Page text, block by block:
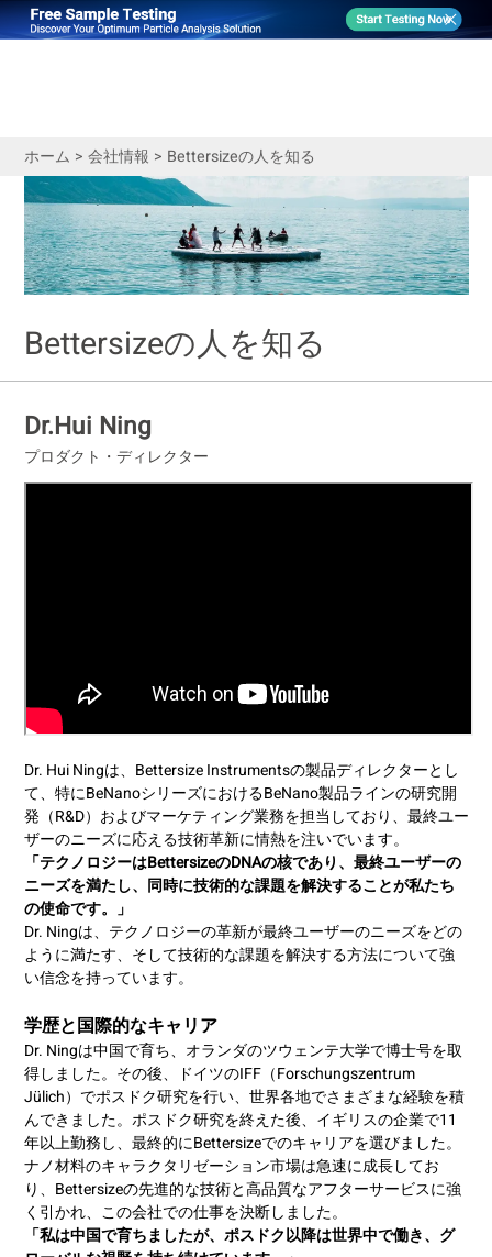
ホーム > 会社情報 > Bettersizeの人を知る
Bettersizeの人を知る
Dr.Hui Ning
プロダクト・ディレクター
Dr. Hui Ningは、Bettersize Instrumentsの製品ディレクターとし
て、特にBeNanoシリーズにおけるBeNano製品ラインの研究開
発（R&D）およびマーケティング業務を担当しており、最終ユー
ザーのニーズに応える技術革新に情熱を注いでいます。
「テクノロジーはBettersizeのDNAの核であり、最終ユーザーの
ニーズを満たし、同時に技術的な課題を解決することが私たち
の使命です。」
Dr. Ningは、テクノロジーの革新が最終ユーザーのニーズをどの
ように満たす、そして技術的な課題を解決する方法について強
い信念を持っています。
学歴と国際的なキャリア
Dr. Ningは中国で育ち、オランダのツウェンテ大学で博士号を取
得しました。その後、ドイツのIFF（Forschungszentrum
Jülich）でポスドク研究を行い、世界各地でさまざまな経験を積
んできました。ポスドク研究を終えた後、イギリスの企業で11
年以上勤務し、最終的にBettersizeでのキャリアを選びました。
ナノ材料のキャラクタリゼーション市場は急速に成長してお
り、Bettersizeの先進的な技術と高品質なアフターサービスに強
く引かれ、この会社での仕事を決断しました。
「私は中国で育ちましたが、ポスドク以降は世界中で働き、グ